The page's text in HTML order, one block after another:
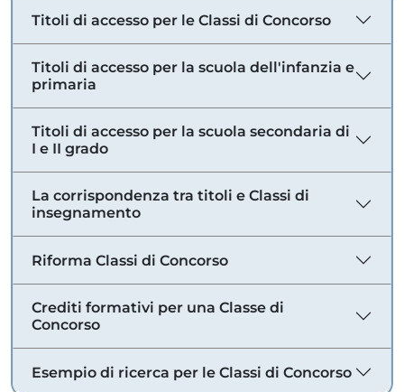
Titoli di accesso per le Classi di Concorso
Titoli di accesso per la scuola dell'infanzia e
primaria
Titoli di accesso per la scuola secondaria di
I e II grado
La corrispondenza tra titoli e Classi di
insegnamento
Riforma Classi di Concorso
Crediti formativi per una Classe di
Concorso
Esempio di ricerca per le Classi di Concorso